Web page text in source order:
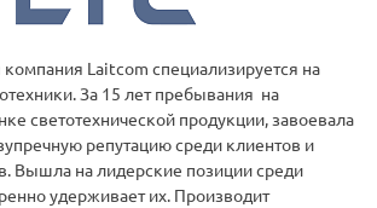
Laitcom специализируется на
За 15 лет пребывания на
светотехнической продукции, завоевала
репутацию среди клиентов и
Вышла на лидерские позиции среди
удерживает их. Производит